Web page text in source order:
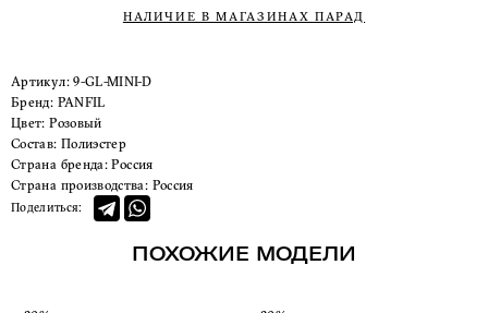
НАЛИЧИЕ В МАГАЗИНАХ ПАРАД
Артикул:9-GL-MINI-D
Бренд:
PANFIL
Цвет:
Розовый
Состав: Полиэстер
Страна бренда: Россия
Страна производства: Россия
Поделиться:
ПОХОЖИЕ МОДЕЛИ